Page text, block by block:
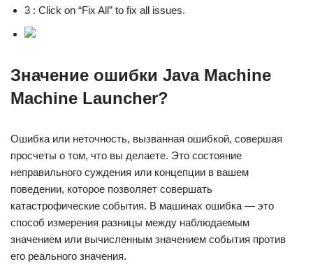
3 : Click on “Fix All” to fix all issues.
Значение ошибки Java Machine
Machine Launcher?
Ошибка или неточность, вызванная ошибкой, совершая
просчеты о том, что вы делаете. Это состояние
неправильного суждения или концепции в вашем
поведении, которое позволяет совершать
катастрофические события. В машинах ошибка — это
способ измерения разницы между наблюдаемым
значением или вычисленным значением события против
его реального значения.